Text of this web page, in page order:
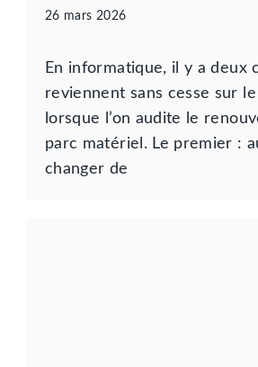
26 mars 2026
En informatique, il y a deux
reviennent sans cesse sur
lorsque l’on audite le
parc matériel. Le premier :
changer de